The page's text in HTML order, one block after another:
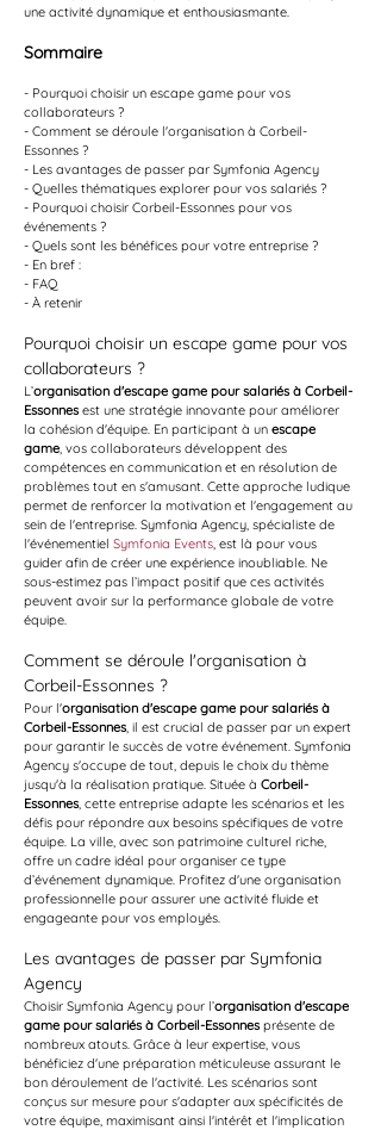
une activité dynamique et enthousiasmante.
Sommaire
- Pourquoi choisir un escape game pour vos
collaborateurs ?
- Comment se déroule l'organisation à Corbeil-
Essonnes ?
- Les avantages de passer par Symfonia Agency
- Quelles thématiques explorer pour vos salariés ?
- Pourquoi choisir Corbeil-Essonnes pour vos
événements ?
- Quels sont les bénéfices pour votre entreprise ?
- En bref :
- FAQ
- À retenir
Pourquoi choisir un escape game pour vos
collaborateurs ?
L’organisation d'escape game pour salariés à Corbeil-
Essonnes est une stratégie innovante pour améliorer
la cohésion d'équipe. En participant à un escape
game, vos collaborateurs développent des
compétences en communication et en résolution de
problèmes tout en s'amusant. Cette approche ludique
permet de renforcer la motivation et l'engagement au
sein de l'entreprise. Symfonia Agency, spécialiste de
l'événementiel Symfonia Events, est là pour vous
guider afin de créer une expérience inoubliable. Ne
sous-estimez pas l’impact positif que ces activités
peuvent avoir sur la performance globale de votre
équipe.
Comment se déroule l'organisation à
Corbeil-Essonnes ?
Pour l'organisation d'escape game pour salariés à
Corbeil-Essonnes, il est crucial de passer par un expert
pour garantir le succès de votre événement. Symfonia
Agency s'occupe de tout, depuis le choix du thème
jusqu'à la réalisation pratique. Située à Corbeil-
Essonnes, cette entreprise adapte les scénarios et les
défis pour répondre aux besoins spécifiques de votre
équipe. La ville, avec son patrimoine culturel riche,
offre un cadre idéal pour organiser ce type
d’événement dynamique. Profitez d'une organisation
professionnelle pour assurer une activité fluide et
engageante pour vos employés.
Les avantages de passer par Symfonia
Agency
Choisir Symfonia Agency pour l’organisation d'escape
game pour salariés à Corbeil-Essonnes présente de
nombreux atouts. Grâce à leur expertise, vous
bénéficiez d'une préparation méticuleuse assurant le
bon déroulement de l'activité. Les scénarios sont
conçus sur mesure pour s'adapter aux spécificités de
votre équipe, maximisant ainsi l'intérêt et l'implication